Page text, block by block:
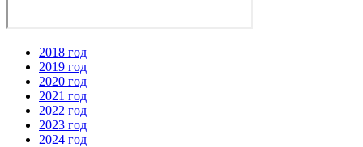
2018 год
2019 год
2020 год
2021 год
2022 год
2023 год
2024 год